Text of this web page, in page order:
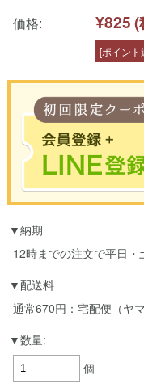
いか 西瓜 夏 終活 盆 彼
価格: ¥825(
[ポイント
LINEのアカウントを使っ
納期
12時までの注文で平日・
配送料
通常670円：宅配便（ヤマ
数量:
個